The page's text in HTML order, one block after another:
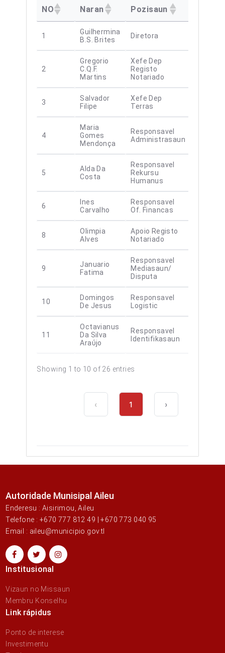
NO Naran Pozisaun
1
Guilhermina
B.S. Brites
Diretora
2
Gregorio
C.Q.F.
Martins
Xefe Dep
Registo
Notariado
3
Salvador
Filipe
Xefe Dep
Terras
4
Maria
Gomes
Mendonça
Responsavel
Administrasaun
5
Alda Da
Costa
Responsavel
Rekursu
Humanus
6
Ines
Carvalho
Responsavel
Of. Financas
8
Olimpia
Alves
Apoio Registo
Notariado
9
Januario
Fatima
Responsavel
Mediasaun/
Disputa
10
Domingos
De Jesus
Responsavel
Logistic
11
Octavianus
Da Silva
Araὐjo
Responsavel
Identifikasaun
Showing 1 to 10 of 26 entries
‹ 1 ›
Autoridade Munisipal Aileu
Enderesu : Aisirimou, Aileu
Telefone : +670 777 812 49 | +670 773 040 95
Email : aileu@municipio.gov.tl
Institusional
Vizaun no Missaun
Membru Konselhu
Link rápidus
Ponto de interese
Investimentu